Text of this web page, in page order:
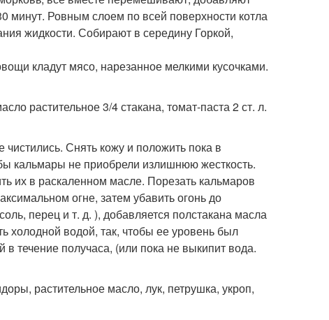
минут. Ровным слоем по всей поверхности котла
жидкости. Собирают в середину Горкой,
кладут мясо, нарезанное мелкими кусочками.
растительное 3/4 стакана, томат-паста 2 ст. л.
Снять кожу и положить пока в
кальмары не приобрели излишнюю жесткость.
их в раскаленном масле. Порезать кальмаров
огне, затем убавить огонь до
перец и т. д. ), добавляется полстакана масла
холодной водой, так, чтобы ее уровень был
течение получаса, (или пока не выкипит вода.
растительное масло, лук, петрушка, укроп,